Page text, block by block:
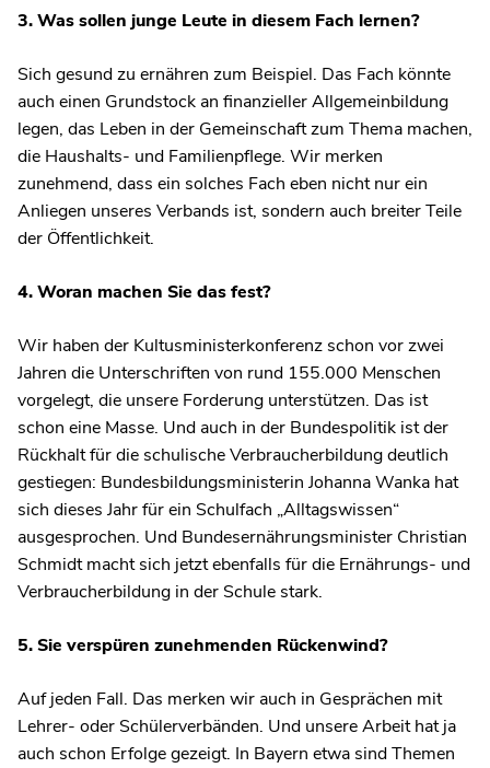
3. Was sollen junge Leute in diesem Fach lernen?
Sich gesund zu ernähren zum Beispiel. Das Fach könnte
auch einen Grundstock an finanzieller Allgemeinbildung
legen, das Leben in der Gemeinschaft zum Thema machen,
die Haushalts- und Familienpflege. Wir merken
zunehmend, dass ein solches Fach eben nicht nur ein
Anliegen unseres Verbands ist, sondern auch breiter Teile
der Öffentlichkeit.
4. Woran machen Sie das fest?
Wir haben der Kultusministerkonferenz schon vor zwei
Jahren die Unterschriften von rund 155.000 Menschen
vorgelegt, die unsere Forderung unterstützen. Das ist
schon eine Masse. Und auch in der Bundespolitik ist der
Rückhalt für die schulische Verbraucherbildung deutlich
gestiegen: Bundesbildungsministerin Johanna Wanka hat
sich dieses Jahr für ein Schulfach „Alltagswissen“
ausgesprochen. Und Bundesernährungsminister Christian
Schmidt macht sich jetzt ebenfalls für die Ernährungs- und
Verbraucherbildung in der Schule stark.
5. Sie verspüren zunehmenden Rückenwind?
Auf jeden Fall. Das merken wir auch in Gesprächen mit
Lehrer- oder Schülerverbänden. Und unsere Arbeit hat ja
auch schon Erfolge gezeigt. In Bayern etwa sind Themen